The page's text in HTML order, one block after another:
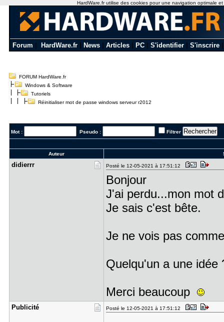
Forum HardWare.fr News Articles PC S'identifier S'inscrire
FORUM HardWare.fr
Windows & Software
Tutoriels
Réinitialiser mot de passe windows serveur r2012
Mot : Pseudo : Filtrer
Auteur
didierrr Posté le 12-05-2021 à 17:51:12
Bonjour
J'ai perdu...mon mot
Je sais c'est bête.
Je ne vois pas
Quelqu'un a une idée
Merci beaucoup
Publicité Posté le 12-05-2021 à 17:51:12
HardWare.fr utilise des cookies pour une navigation optimale